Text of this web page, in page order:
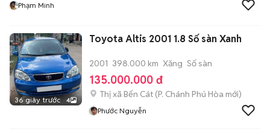
Phạm Minh
36 giây trước 4
Toyota Altis 2001 1.8 Số sàn Xanh
2001 398.000 km Xăng Số sàn
135.000.000 đ
Thị xã Bến Cát (P. Chánh Phú Hòa mới)
Phước Nguyễn